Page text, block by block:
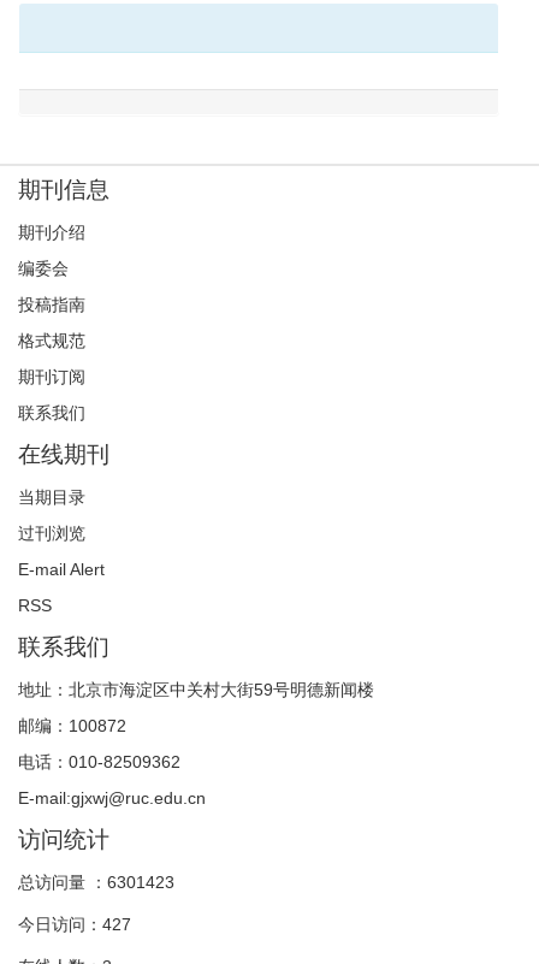
期刊信息
期刊介绍
编委会
投稿指南
格式规范
期刊订阅
联系我们
在线期刊
当期目录
过刊浏览
E-mail Alert
RSS
联系我们
地址：北京市海淀区中关村大街59号明德新闻楼
邮编：100872
电话：010-82509362
E-mail:gjxwj@ruc.edu.cn
访问统计
总访问量 ： 6301423
今日访问： 427